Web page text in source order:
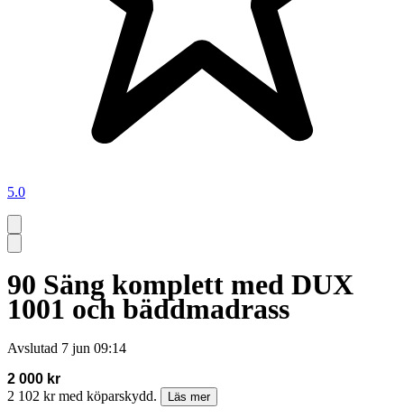
5.0
90 Säng komplett med DUX
1001 och bäddmadrass
Avslutad 7 jun 09:14
2 000 kr
2 102 kr med köparskydd.
Läs mer